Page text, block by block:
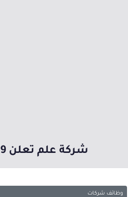
شركة علم تعلن 9 وظائف شاغرة في التخصصات التقنية والهندسية والاكتوارية
وظائف شركات